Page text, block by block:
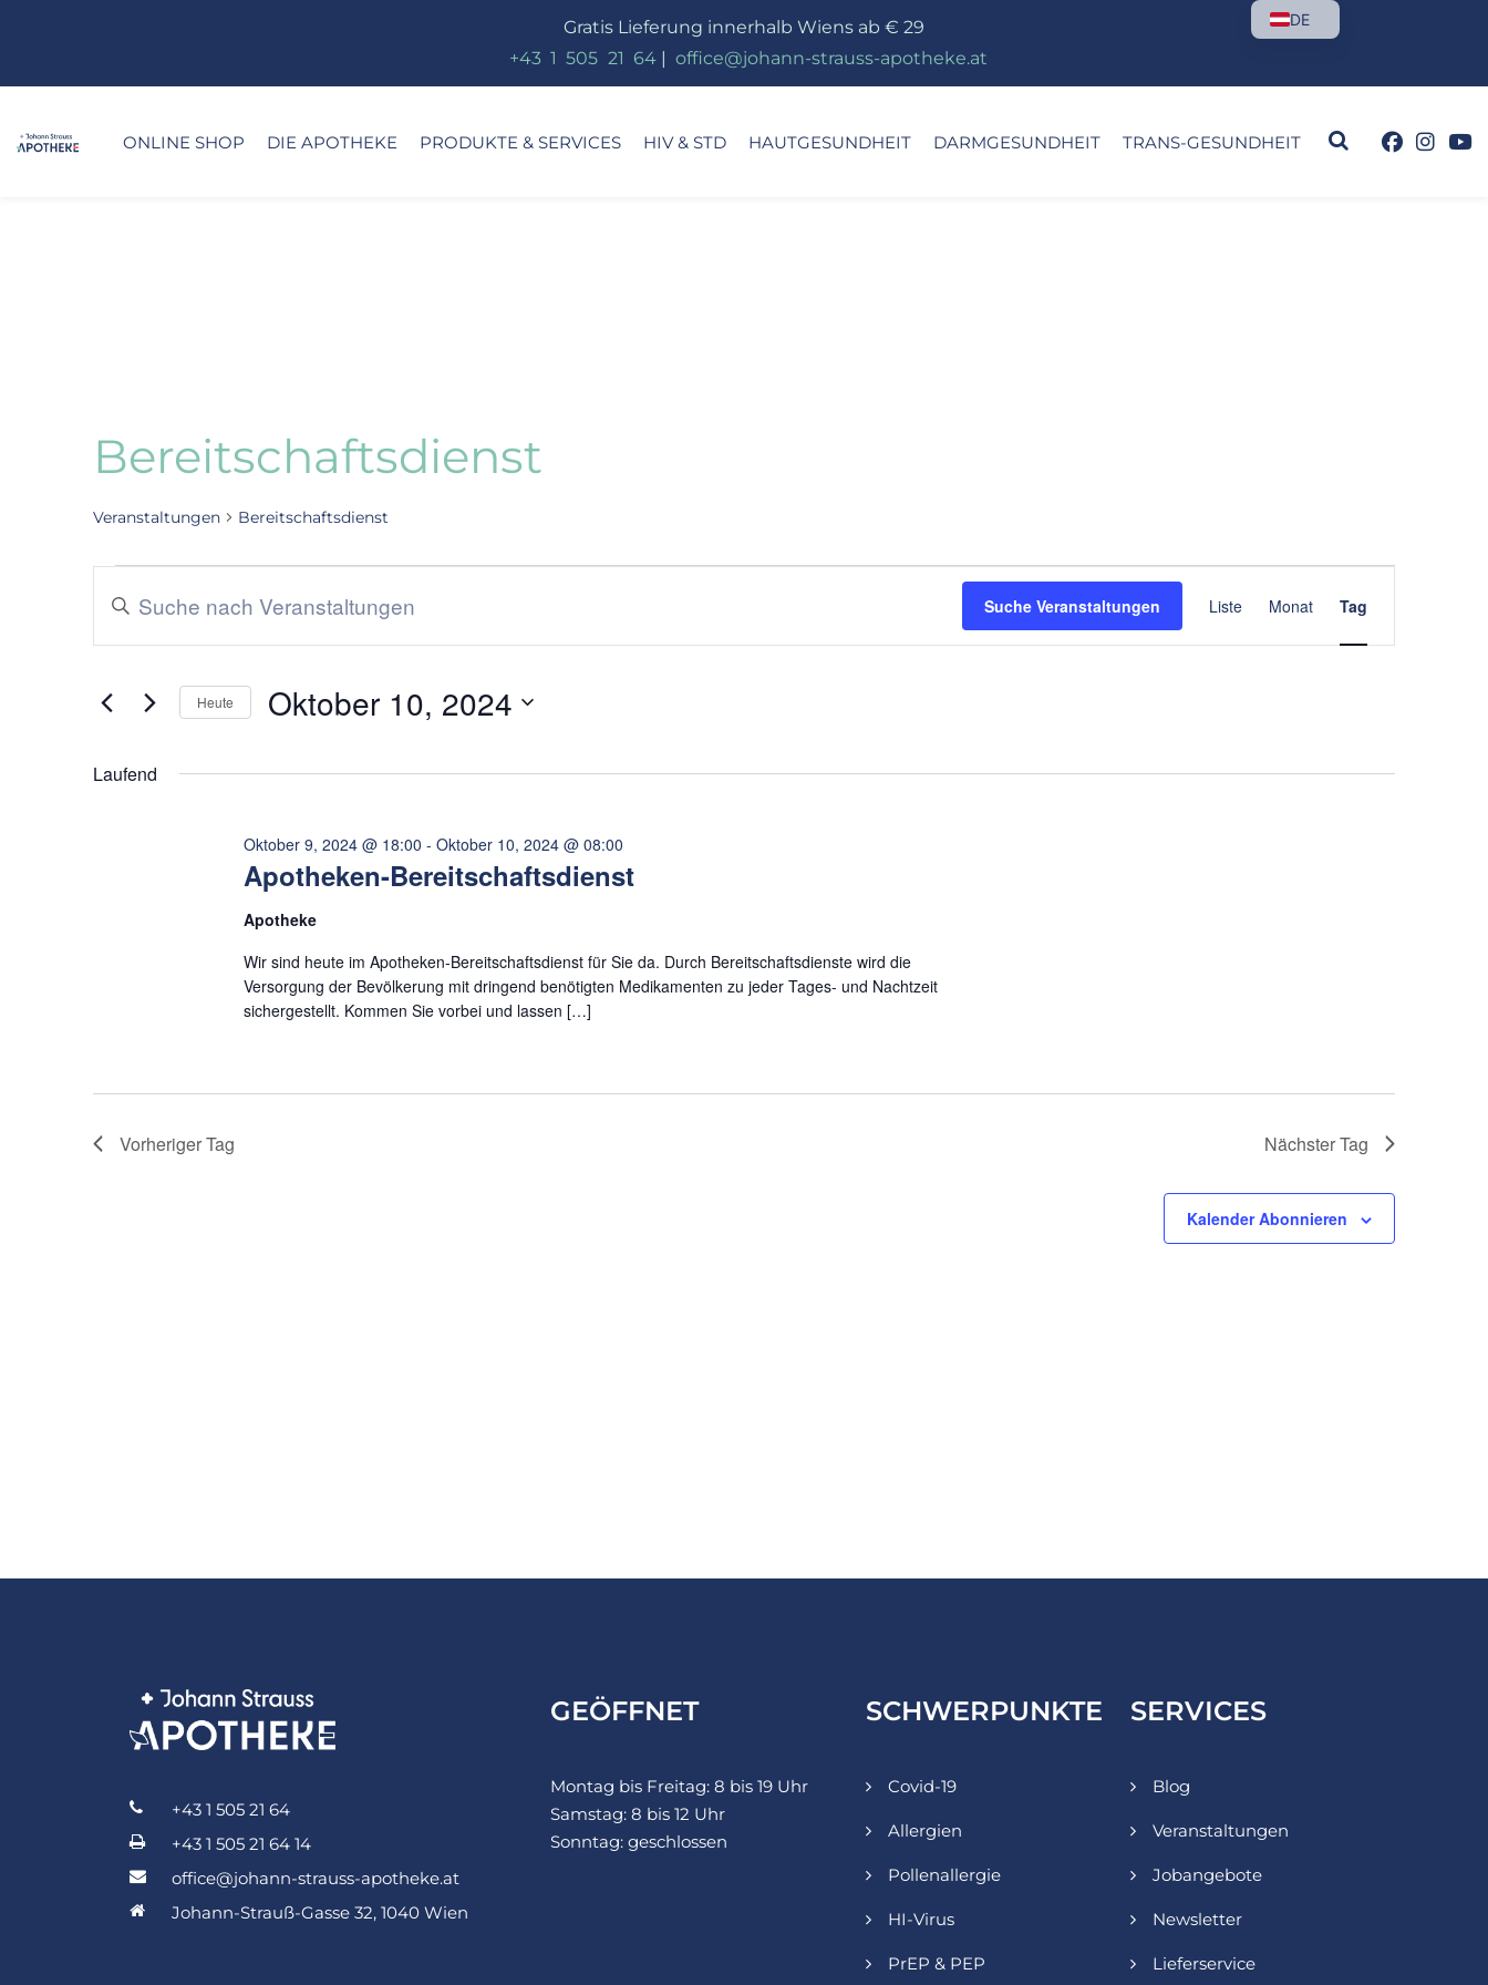
Gratis Lieferung innerhalb Wiens ab € 29
+43 1 505 21 64 office@johann-strauss-apotheke.at
ONLINE SHOP DIE APOTHEKE PRODUKTE & SERVICES HIV & STD HAUTGESUNDHEIT DARMGESUNDHEIT TRANS-GESUNDHEIT
Bereitschaftsdienst
Veranstaltungen Bereitschaftsdienst
Veranstaltungen
Suche
Ansichten,
Navigation
Bitte
Schlüsselwort
eingeben.
nach
Suche Veranstaltungen
Ansichten-
Navigation
Liste Monat Tag
Heute Oktober 10, 2024
Laufend
Apotheken-Bereitschaftsdienst
Oktober 9, 2024 @ 18:00 - Oktober 10, 2024 @ 08:00
Apotheke
Wir sind heute im Apotheken-Bereitschaftsdienst für Sie da. Durch Bereitschaftsdienste wird die
Versorgung der Bevölkerung mit dringend benötigten Medikamenten zu jeder Tages- und Nachtzeit
sichergestellt. Kommen Sie vorbei und lassen […]
Vorheriger Tag Nächster Tag
Kalender Abonnieren
+43 1 505 21 64
+43 1 505 21 64 14
office@johann-strauss-apotheke.at
Johann-Strauß-Gasse 32, 1040 Wien
GEÖFFNET
Montag bis Freitag: 8 bis 19 Uhr
Samstag: 8 bis 12 Uhr
Sonntag: geschlossen
SCHWERPUNKTE
Covid-19
Allergien
Pollenallergie
HI-Virus
PrEP & PEP
SERVICES
Blog
Veranstaltungen
Jobangebote
Newsletter
Lieferservice
DE